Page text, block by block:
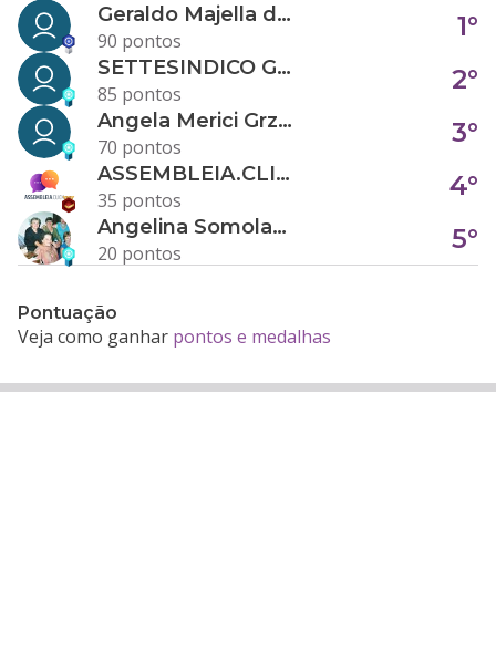
Geraldo Majella da Silva
90 pontos
1°
SETTESINDICO GOVERNANÇA CONDOMINIAL
85 pontos
2°
Angela Merici Grzybowski
70 pontos
3°
ASSEMBLEIA.CLICK
35 pontos
4°
Angelina Somolanji R. Oliveira
20 pontos
5°
Pontuação
Veja como ganhar pontos e medalhas